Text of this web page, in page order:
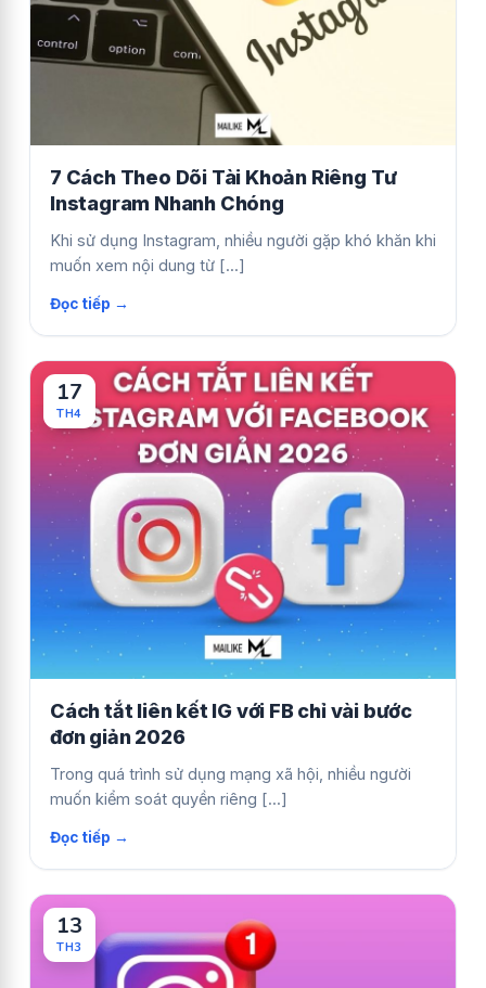
7 Cách Theo Dõi Tài Khoản Riêng Tư
Instagram Nhanh Chóng
Khi sử dụng Instagram, nhiều người gặp khó khăn khi
muốn xem nội dung từ [...]
Cách tắt liên kết IG với FB chỉ vài bước
đơn giản 2026
Trong quá trình sử dụng mạng xã hội, nhiều người
muốn kiểm soát quyền riêng [...]
17
TH4
13
TH3